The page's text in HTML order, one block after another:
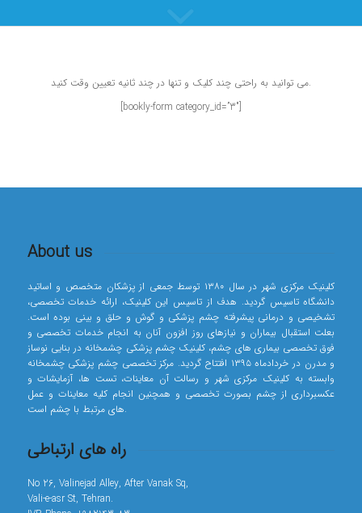
می توانید به راحتی چند کلیک و تنها در چند ثانیه تعیین وقت کنید.
[bookly-form category_id=”3″]
About us
کلینیک مرکزی شهر در سال ۱۳۸۰ توسط جمعی از پزشکان متخصص و اساتید
دانشگاه تاسیس گردید. هدف از تاسیس این کلینیک، ارائه خدمات تخصصی،
تشخیصی و درمانی پیشرفته چشم پزشکی و گوش و حلق و بینی بوده است.
بعلت استقبال بیماران و نیازهای روز افزون آنان به انجام خدمات تخصصی و
فوق تخصصی بیماری های چشم، کلینیک چشم پزشکی چشمخانه در بنایی نوساز
و مدرن در خردادماه ۱۳۹۵ افتتاح گردید. مرکز تخصصی چشم پزشکی چشمخانه
وابسته به کلینیک مرکزی شهر و رسالت آن معاینات، تست ها، آزمایشات و
عکسبرداری از چشم بصورت تخصصی و همچنین انجام کلیه معاینات و عمل
های مرتبط با چشم است.
راه های ارتباطی
No 26, Valinejad Alley, After Vanak Sq,
Vali-e-asr St, Tehran.